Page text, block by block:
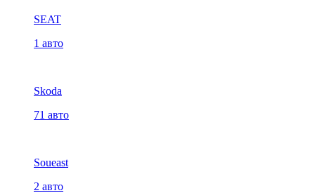
SEAT
1 авто
Skoda
71 авто
Soueast
2 авто